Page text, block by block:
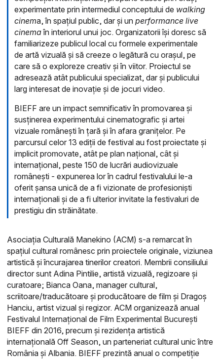
experimentate prin intermediul conceptului de walking
cinema, în spațiul public, dar și un performance live
cinemaîn interiorul unui joc. Organizatorii își doresc să
familiarizeze publicul local cu formele experimentale
de artă vizuală și să creeze o legătură cu orașul, pe
care să o exploreze creativ și în viitor. Proiectul se
adresează atât publicului specializat, dar și publicului
larg interesat de inovație și de jocuri video.
BIEFF are un impact semnificativ în promovarea și
susținerea experimentului cinematografic și artei
vizuale românești în țară și în afara granițelor. Pe
parcursul celor 13 ediții de festival au fost proiectate și
implicit promovate, atât pe plan național, cât și
internațional, peste 150 de lucrări audiovizuale
românești - expunerea lor în cadrul festivalului le-a
oferit șansa unică de a fi vizionate de profesioniști
internaționali și de a fi ulterior invitate la festivaluri de
prestigiu din străinătate.
Asociația Culturală Manekino (ACM) s-a remarcat în
spaţiul cultural românesc prin proiectele originale, viziunea
artistică şi încurajarea tinerilor creatori. Membrii consiliului
director sunt Adina Pintilie, artistă vizuală, regizoare și
curatoare; Bianca Oana, manager cultural,
scriitoare/traducătoare și producătoare de film și Dragoș
Hanciu, artist vizual și regizor. ACM organizează anual
Festivalul Internaţional de Film Experimental Bucureşti
BIEFF din 2016, precum și rezidența artistică
internațională Off Season, un parteneriat cultural unic între
România și Albania. BIEFF prezintă anual o competiție